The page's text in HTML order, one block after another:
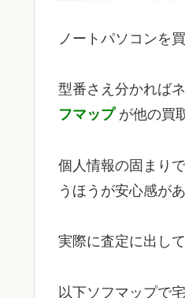
ノートパソコンを
型番さえ分かれば
フマップ が他の買
個人情報の固まり
うほうが安心感があ
実際に査定に出し
以下ソフマップで